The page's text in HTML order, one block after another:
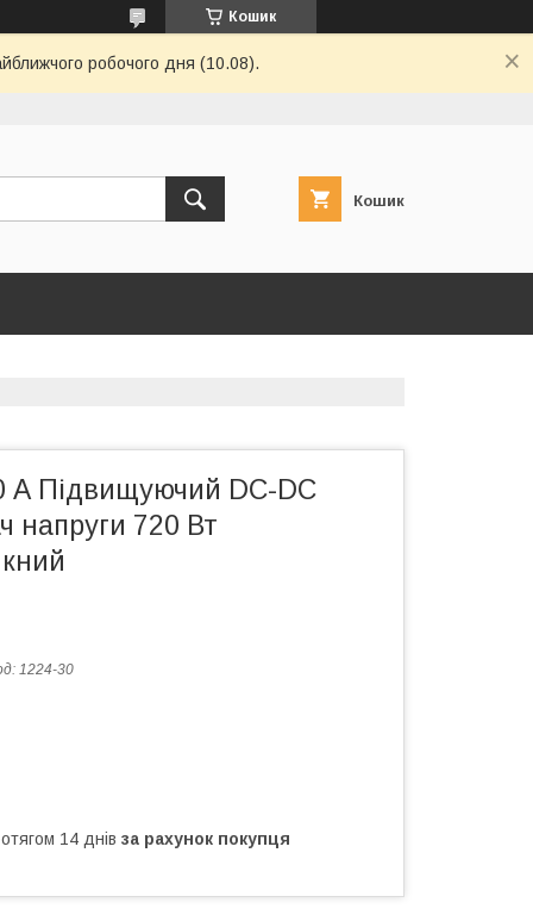
Кошик
робочого дня (10.08).
Кошик
А Підвищуючий DC-DC
напруги 720 Вт
1224-30
14 днів за рахунок покупця